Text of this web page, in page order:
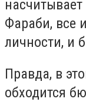
Фараби, все
личности, и
Правда, в
обходится